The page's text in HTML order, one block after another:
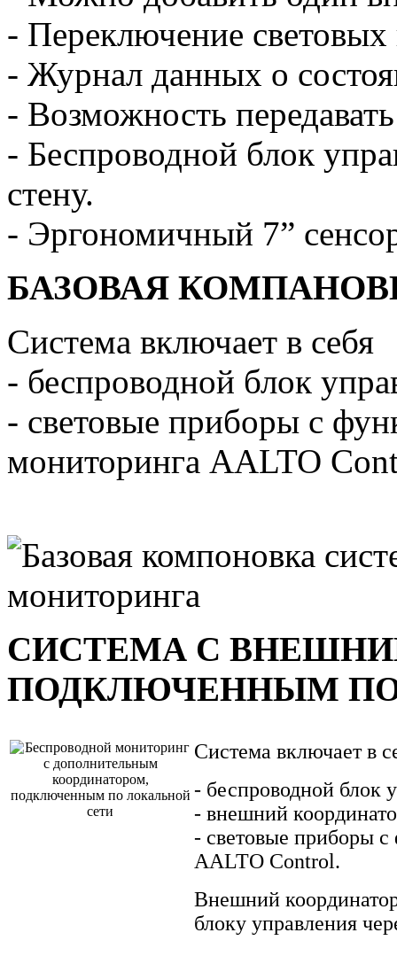
- Переключение
- Журнал данных о
- Возможность
- Беспроводной блок
стену.
- Эргономичный 7”
БАЗОВАЯ
Система включает в себя
- беспроводной блок
- световые приборы с
мониторинга AALTO
СИСТЕМА С
ПОДКЛЮЧЕННЫМ
Система включает в
- беспроводной блок
- внешний
- световые приборы
AALTO Control.
Внешний
блоку управления